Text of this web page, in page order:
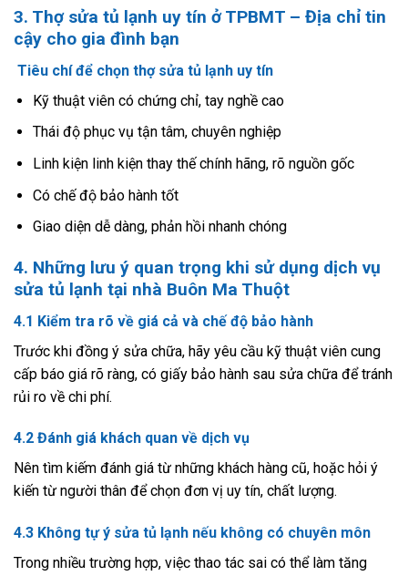
3. Thợ sửa tủ lạnh uy tín ở TPBMT – Địa chỉ tin
cậy cho gia đình bạn
Tiêu chí để chọn thợ sửa tủ lạnh uy tín
Kỹ thuật viên có chứng chỉ, tay nghề cao
Thái độ phục vụ tận tâm, chuyên nghiệp
Linh kiện linh kiện thay thế chính hãng, rõ nguồn gốc
Có chế độ bảo hành tốt
Giao diện dễ dàng, phản hồi nhanh chóng
4. Những lưu ý quan trọng khi sử dụng dịch vụ
sửa tủ lạnh tại nhà Buôn Ma Thuột
4.1 Kiểm tra rõ về giá cả và chế độ bảo hành
Trước khi đồng ý sửa chữa, hãy yêu cầu kỹ thuật viên cung
cấp báo giá rõ ràng, có giấy bảo hành sau sửa chữa để tránh
rủi ro về chi phí.
4.2 Đánh giá khách quan về dịch vụ
Nên tìm kiếm đánh giá từ những khách hàng cũ, hoặc hỏi ý
kiến từ người thân để chọn đơn vị uy tín, chất lượng.
4.3 Không tự ý sửa tủ lạnh nếu không có chuyên môn
Trong nhiều trường hợp, việc thao tác sai có thể làm tăng